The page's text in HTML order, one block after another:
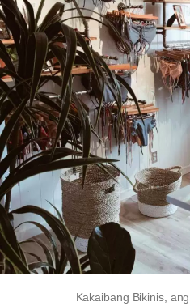
Kakaibang Bikinis,